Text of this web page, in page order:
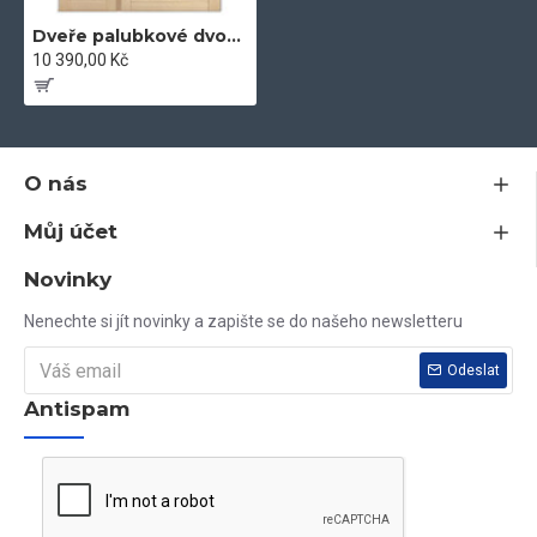
Dveře palubkové dvoukřídlé 125cm 2x sklo vedle sebe
10 390,00 Kč
O nás
Můj účet
Novinky
Nenechte si jít novinky a zapište se do našeho newsletteru
Odeslat
Antispam